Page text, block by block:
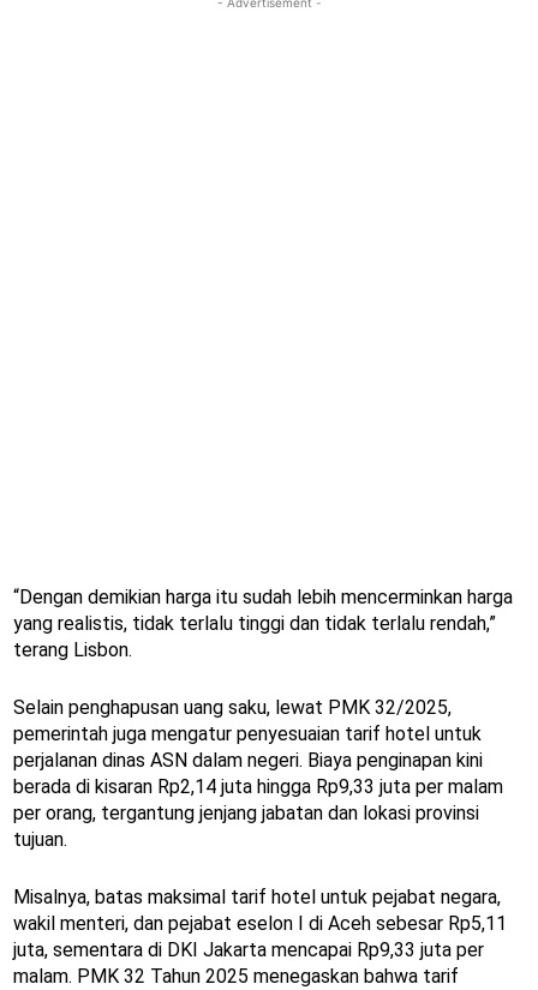
“Dengan demikian harga itu sudah lebih mencerminkan harga
yang realistis, tidak terlalu tinggi dan tidak terlalu rendah,”
terang Lisbon.
Selain penghapusan uang saku, lewat PMK 32/2025,
pemerintah juga mengatur penyesuaian tarif hotel untuk
perjalanan dinas ASN dalam negeri. Biaya penginapan kini
berada di kisaran Rp2,14 juta hingga Rp9,33 juta per malam
per orang, tergantung jenjang jabatan dan lokasi provinsi
tujuan.
Misalnya, batas maksimal tarif hotel untuk pejabat negara,
wakil menteri, dan pejabat eselon I di Aceh sebesar Rp5,11
juta, sementara di DKI Jakarta mencapai Rp9,33 juta per
malam. PMK 32 Tahun 2025 menegaskan bahwa tarif